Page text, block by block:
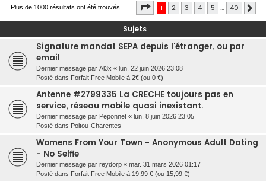
c
Plus de 1000 résultats ont été trouvés Page 1sur40
1 2 3 4 5 … 40
Sujets
Signature mandat SEPA depuis l'étranger, ou par
email
Dernier message par Al3x « lun. 22 juin 2026 23:08
Posté dans Forfait Free Mobile à 2€ (ou 0 €)
Antenne #2799335 La CRECHE toujours pas en
service, réseau mobile quasi inexistant.
Dernier message par Peponnet « lun. 8 juin 2026 23:05
Posté dans Poitou-Charentes
Womens From Your Town - Anonymous Adult Dating
- No Selfie
Dernier message par reydorp « mar. 31 mars 2026 01:17
Posté dans Forfait Free Mobile à 19,99 € (ou 15,99 €)